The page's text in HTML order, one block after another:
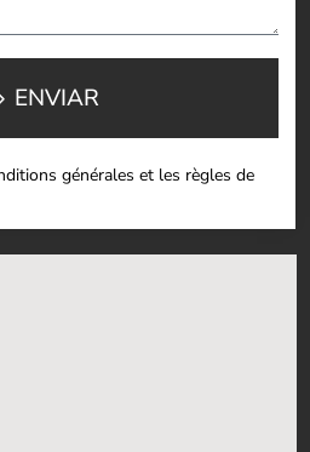
générales et les règles de
ENVIAR